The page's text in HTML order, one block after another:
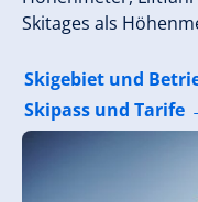
Skitages als
Skigebiet und
Skipass und Tarife